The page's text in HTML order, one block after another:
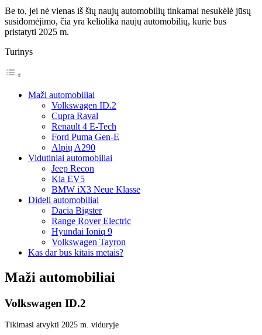
Be to, jei nė vienas iš šių naujų automobilių tinkamai nesukėlė jūsų
susidomėjimo, čia yra keliolika naujų automobilių, kurie bus
pristatyti 2025 m.
Turinys
Maži automobiliai
Volkswagen ID.2
Cupra Raval
Renault 4 E-Tech
Ford Puma Gen-E
Alpių A290
Vidutiniai automobiliai
Jeep Recon
Kia EV5
BMW iX3 Neue Klasse
Dideli automobiliai
Dacia Bigster
Range Rover Electric
Hyundai Ioniq 9
Volkswagen Tayron
Kas dar bus kitais metais?
Maži automobiliai
Volkswagen ID.2
Tikimasi atvykti 2025 m. viduryje